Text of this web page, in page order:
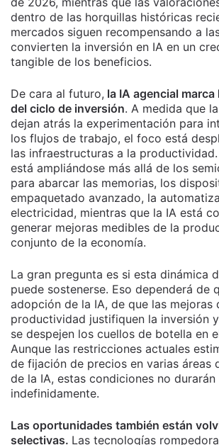
dentro de las horquillas históricas
mercados siguen recompensando a
convierten la inversión en IA en un
tangible de los beneficios.
De cara al futuro, la IA agencial
del ciclo de inversión. A medida que
dejan atrás la experimentación para
los flujos de trabajo, el foco está
las infraestructuras a la
está ampliándose más allá de los
para abarcar las memorias, los
empaquetado avanzado, la
electricidad, mientras que la IA está
generar mejoras medibles de la
conjunto de la economía.
La gran pregunta es si esta dinámica
puede sostenerse. Eso dependerá de
adopción de la IA, de que las mejoras
productividad justifiquen la inversión
se despejen los cuellos de botella en
Aunque las restricciones actuales
de fijación de precios en varias áreas
de la IA, estas condiciones no durarán
indefinidamente.
Las oportunidades también están
selectivas. Las tecnologías